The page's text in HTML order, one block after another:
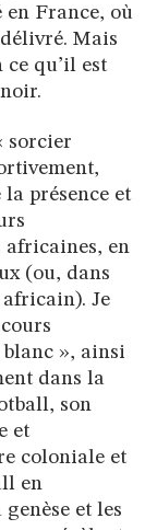
France, où
Mais
ce qu’il est
sorcier
présence et
africaines, en
(ou, dans
africain). Je
», ainsi
dans la
son
et
coloniale et
en
et les